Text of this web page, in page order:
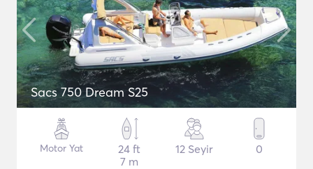
Sacs 750 Dream S25
Motor Yat
24 ft
7 m
12 Seyir 0